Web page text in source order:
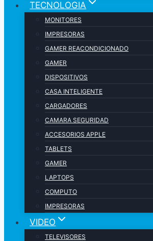
TECNOLOGIA
MONITORES
IMPRESORAS
GAMER REACONDICIONADO
GAMER
DISPOSITIVOS
CASA INTELIGENTE
CARGADORES
CAMARA SEGURIDAD
ACCESORIOS APPLE
TABLETS
GAMER
LAPTOPS
COMPUTO
IMPRESORAS
VIDEO
TELEVISORES